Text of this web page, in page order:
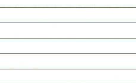
Sie startete im April mit einer
und Bürger herzlich
Ortsbegehungen, an denen
und diskutiert werden
stärkte auch den
wir in den vergangenen Jahren